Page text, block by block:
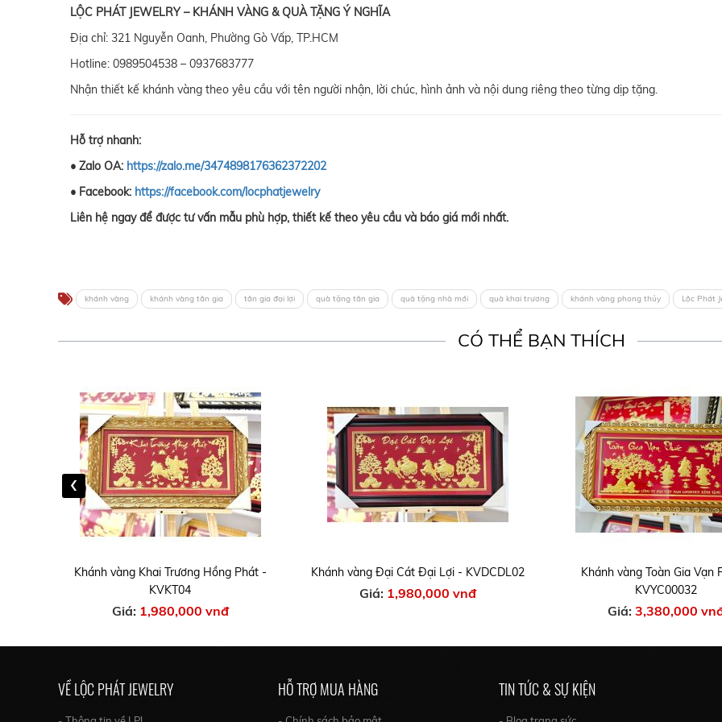
LỘC PHÁT JEWELRY – KHÁNH VÀNG & QUÀ TẶNG Ý NGHĨA
Địa chỉ: 321 Nguyễn Oanh, Phường Gò Vấp, TP.HCM
Hotline: 0989504538 – 0937683777
Nhận thiết kế khánh vàng theo yêu cầu với tên người nhận, lời chúc, hình ảnh và nội dung riêng theo từng dịp tặng.
Hỗ trợ nhanh:
• Zalo OA: https://zalo.me/3474898176362372202
• Facebook: https://facebook.com/locphatjewelry
Liên hệ ngay để được tư vấn mẫu phù hợp, thiết kế theo yêu cầu và báo giá mới nhất.
khánh vàng khánh vàng tân gia tân gia đại lợi quà tặng tân gia quà tặng nhà mới quà khai trương khánh vàng phong thủy Lộc Phát
CÓ THỂ BẠN THÍCH
Khánh vàng Khai Trương Hồng Phát -
KVKT04
Giá: 1,980,000 vnđ
Khánh vàng Đại Cát Đại Lợi - KVDCDL02
Giá: 1,980,000 vnđ
Khánh vàng Toàn Gia Vạn
KVYC00032
Giá: 3,380,000
‹
VỀ LỘC PHÁT JEWELRY HỖ TRỢ MUA HÀNG TIN TỨC & SỰ KIỆN